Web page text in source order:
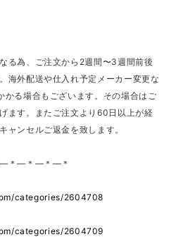
る為、ご注文から2週間〜3週間前後
海外配送や仕入れ予定メーカー変更な
かる場合もございます。その場合はご
ます。またご注文より60日以上が経
ャンセルご返金を致します。
＊—＊—＊—＊
categories/2604708
categories/2604709